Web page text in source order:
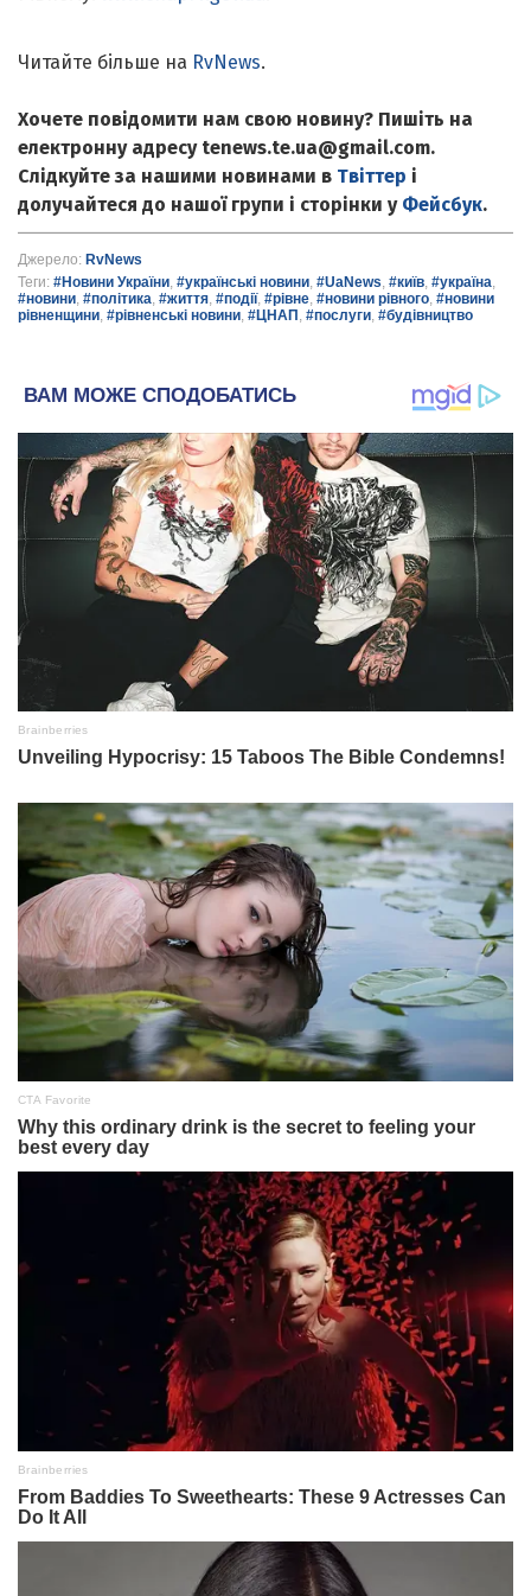
Читайте більше на RvNews.
Хочете повідомити нам свою новину? Пишіть на
електронну адресу tenews.te.ua@gmail.com.
Слідкуйте за нашими новинами в Твіттер і
долучайтеся до нашої групи і сторінки у Фейсбук.
Джерело: RvNews
Теги: #Новини України, #українські новини, #UaNews, #київ, #україна,
#новини, #політика, #життя, #події, #рівне, #новини рівного, #новини
рівненщини, #рівненські новини, #ЦНАП, #послуги, #будівництво